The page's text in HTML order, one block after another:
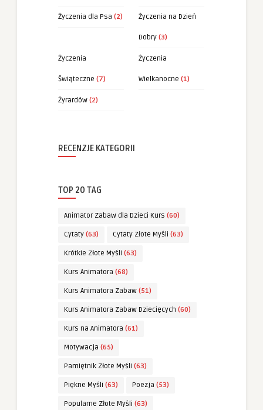
Życzenia dla Psa (2) Życzenia na Dzień
Dobry (3)
Życzenia
Świąteczne (7)
Życzenia
Wielkanocne (1)
Żyrardów (2)
RECENZJE KATEGORII
TOP 20 TAG
Animator Zabaw dla Dzieci Kurs (60)
Cytaty (63) Cytaty Złote Myśli (63)
Krótkie Złote Myśli (63)
Kurs Animatora (68)
Kurs Animatora Zabaw (51)
Kurs Animatora Zabaw Dziecięcych (60)
Kurs na Animatora (61)
Motywacja (65)
Pamiętnik Złote Myśli (63)
Piękne Myśli (63) Poezja (53)
Popularne Złote Myśli (63)